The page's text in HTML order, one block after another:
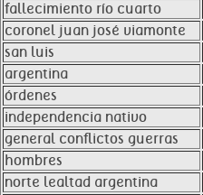
fallecimiento río cuarto
coronel juan josé viamonte
san luis
argentina
órdenes
independencia nativo
general conflictos guerras
hombres
norte lealtad argentina